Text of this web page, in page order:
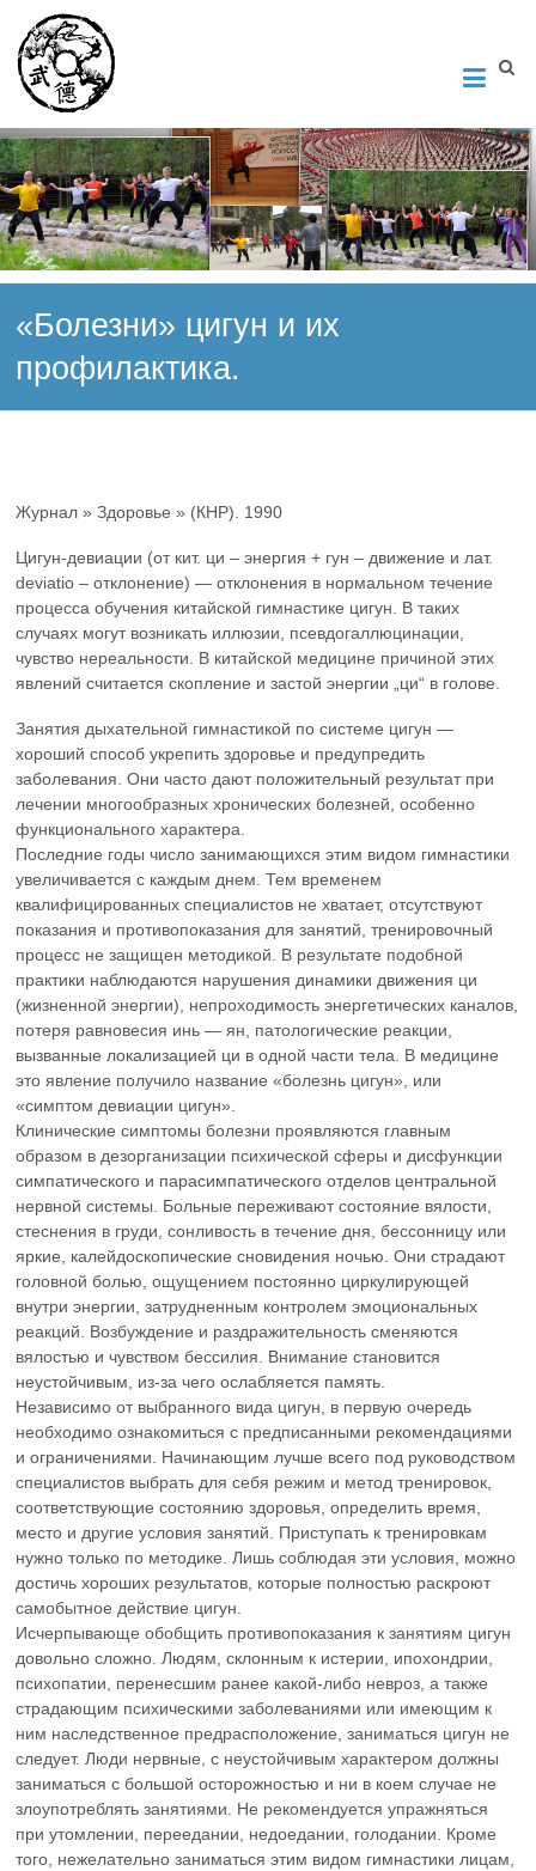
Институт Исследования Внутреннего Искусства
Школа тайцзи-цюань стиля Чэнь, Петербург. Руководитель
Андрей Середняков.
«Болезни» цигун и их
профилактика.
Журнал » Здоровье » (КНР). 1990
Цигун-девиации (от кит. ци – энергия + гун – движение и лат.
deviatio – отклонение) — отклонения в нормальном течение
процесса обучения китайской гимнастике цигун. В таких
случаях могут возникать иллюзии, псевдогаллюцинации,
чувство нереальности. В китайской медицине причиной этих
явлений считается скопление и застой энергии „ци“ в голове.
Занятия дыхательной гимнастикой по системе цигун —
хороший способ укрепить здоровье и предупредить
заболевания. Они часто дают положительный результат при
лечении многообразных хронических болезней, особенно
функционального характера.
Последние годы число занимающихся этим видом гимнастики
увеличивается с каждым днем. Тем временем
квалифицированных специалистов не хватает, отсутствуют
показания и противопоказания для занятий, тренировочный
процесс не защищен методикой. В результате подобной
практики наблюдаются нарушения динамики движения ци
(жизненной энергии), непроходимость энергетических каналов,
потеря равновесия инь — ян, патологические реакции,
вызванные локализацией ци в одной части тела. В медицине
это явление получило название «болезнь цигун», или
«симптом девиации цигун».
Клинические симптомы болезни проявляются главным
образом в дезорганизации психической сферы и дисфункции
симпатического и парасимпатического отделов центральной
нервной системы. Больные переживают состояние вялости,
стеснения в груди, сонливость в течение дня, бессонницу или
яркие, калейдоскопические сновидения ночью. Они страдают
головной болью, ощущением постоянно циркулирующей
внутри энергии, затрудненным контролем эмоциональных
реакций. Возбуждение и раздражительность сменяются
вялостью и чувством бессилия. Внимание становится
неустойчивым, из-за чего ослабляется память.
Независимо от выбранного вида цигун, в первую очередь
необходимо ознакомиться с предписанными рекомендациями
и ограничениями. Начинающим лучше всего под руководством
специалистов выбрать для себя режим и метод тренировок,
соответствующие состоянию здоровья, определить время,
место и другие условия занятий. Приступать к тренировкам
нужно только по методике. Лишь соблюдая эти условия, можно
достичь хороших результатов, которые полностью раскроют
самобытное действие цигун.
Исчерпывающе обобщить противопоказания к занятиям цигун
довольно сложно. Людям, склонным к истерии, ипохондрии,
психопатии, перенесшим ранее какой-либо невроз, а также
страдающим психическими заболеваниями или имеющим к
ним наследственное предрасположение, заниматься цигун не
следует. Люди нервные, с неустойчивым характером должны
заниматься с большой осторожностью и ни в коем случае не
злоупотреблять занятиями. Не рекомендуется упражняться
при утомлении, переедании, недоедании, голодании. Кроме
того, нежелательно заниматься этим видом гимнастики лицам,